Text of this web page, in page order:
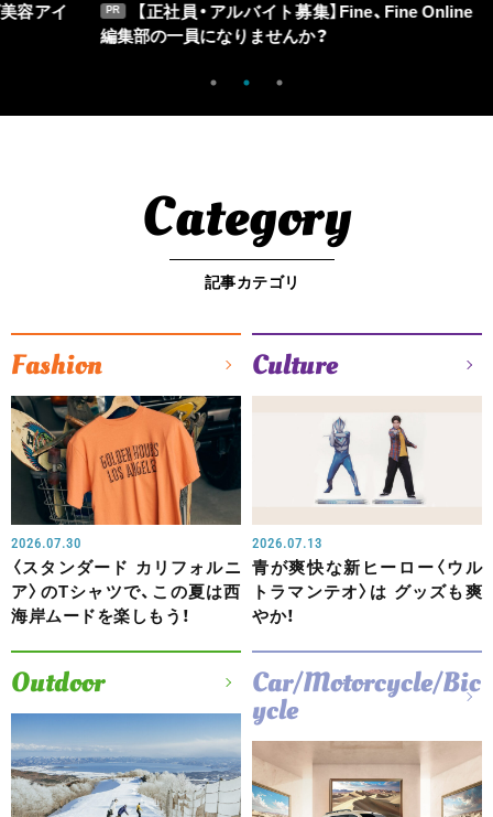
イ
【正社員・アルバイト募集】Fine、Fine Online
編集部の一員になりませんか？
PR
Category
記事カテゴリ
Fashion
2026.07.30
〈スタンダード カリフォルニ
ア〉のTシャツで、この夏は西
海岸ムードを楽しもう！
Culture
2026.07.13
青が爽快な新ヒーロー〈ウル
トラマンテオ〉は グッズも爽
やか！
Outdoor Car/Motorcycle/Bic
ycle